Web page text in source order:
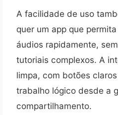
A facilidade de uso
quer um app que
áudios rapidamente,
tutoriais complexos. A
limpa, com botões
trabalho lógico desde a
compartilhamento.